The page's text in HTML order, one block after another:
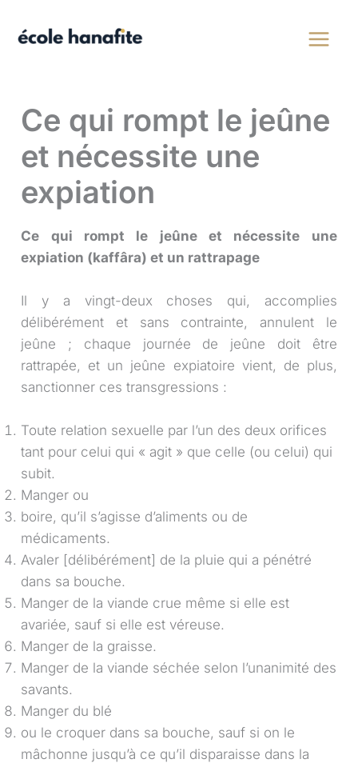
Ce qui rompt le jeûne
et nécessite une
expiation
Ce qui rompt le jeûne et nécessite une
expiation (kaffâra) et un rattrapage
Il y a vingt-deux choses qui, accomplies
délibérément et sans contrainte, annulent le
jeûne ; chaque journée de jeûne doit être
rattrapée, et un jeûne expiatoire vient, de plus,
sanctionner ces transgressions :
Toute relation sexuelle par l’un des deux orifices
tant pour celui qui « agit » que celle (ou celui) qui
subit.
Manger ou
boire, qu’il s’agisse d’aliments ou de
médicaments.
Avaler [délibérément] de la pluie qui a pénétré
dans sa bouche.
Manger de la viande crue même si elle est
avariée, sauf si elle est véreuse.
Manger de la graisse.
Manger de la viande séchée selon l’unanimité des
savants.
Manger du blé
ou le croquer dans sa bouche, sauf si on le
mâchonne jusqu’à ce qu’il disparaisse dans la